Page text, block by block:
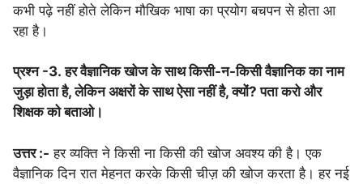
कभी पढ़े नहीं होते लेकिन मौखिक भाषा का प्रयोग बचपन से होता आ
रहा है।
प्रश्न -3. हर वैज्ञानिक खोज के साथ किसी-न-किसी वैज्ञानिक का नाम
जुड़ा होता है, लेकिन अक्षरों के साथ ऐसा नहीं है, क्यों? पता करो और
शिक्षक को बताओ।
उत्तर :- हर व्यक्ति ने किसी ना किसी की खोज अवश्य की है। एक
वैज्ञानिक दिन रात मेहनत करके किसी चीज़ की खोज करता है। हर नई